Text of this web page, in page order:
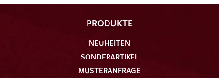
PRODUKTE
NEUHEITEN
SONDERARTIKEL
MUSTERANFRAGE